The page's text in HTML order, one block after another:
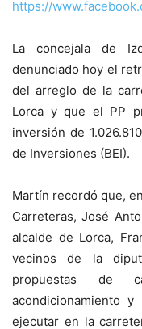
https://
La concejala de
denunciado hoy el
del arreglo de la
Lorca y que el PP
inversión de
de Inversiones (BEI).
Martín recordó que,
Carreteras, José
alcalde de Lorca,
vecinos de la
propuestas de
acondicionamiento
ejecutar en la